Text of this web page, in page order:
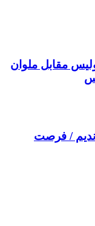
مقابل ملوان
/ فرصت